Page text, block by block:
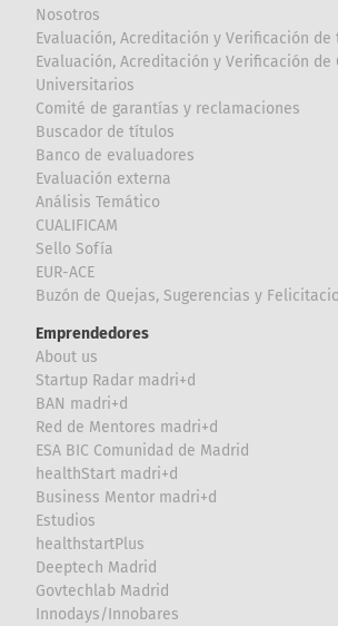
Nosotros
Evaluación, Acreditación y Verificación
Evaluación, Acreditación y Verificación de
Universitarios
Comité de garantías y reclamaciones
Buscador de títulos
Banco de evaluadores
Evaluación externa
Análisis Temático
CUALIFICAM
Sello Sofía
EUR-ACE
Buzón de Quejas, Sugerencias y
Emprendedores
About us
Startup Radar madri+d
BAN madri+d
Red de Mentores madri+d
ESA BIC Comunidad de Madrid
healthStart madri+d
Business Mentor madri+d
Estudios
healthstartPlus
Deeptech Madrid
Govtechlab Madrid
Innodays/Innobares